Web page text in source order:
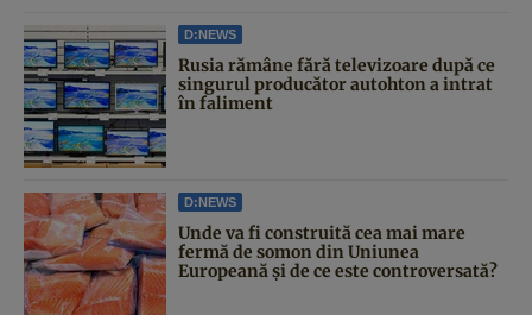
D:NEWS
Rusia rămâne fără televizoare după ce
singurul producător autohton a intrat
în faliment
D:NEWS
Unde va fi construită cea mai mare
fermă de somon din Uniunea
Europeană și de ce este controversată?